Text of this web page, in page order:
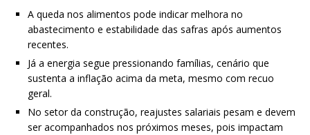
A queda nos alimentos pode indicar melhora no
abastecimento e estabilidade das safras após aumentos
recentes.
Já a energia segue pressionando famílias, cenário que
sustenta a inflação acima da meta, mesmo com recuo
geral.
No setor da construção, reajustes salariais pesam e devem
ser acompanhados nos próximos meses, pois impactam